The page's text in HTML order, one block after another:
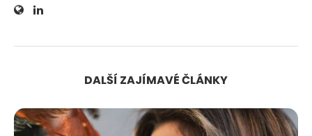
DALŠÍ ZAJÍMAVÉ ČLÁNKY